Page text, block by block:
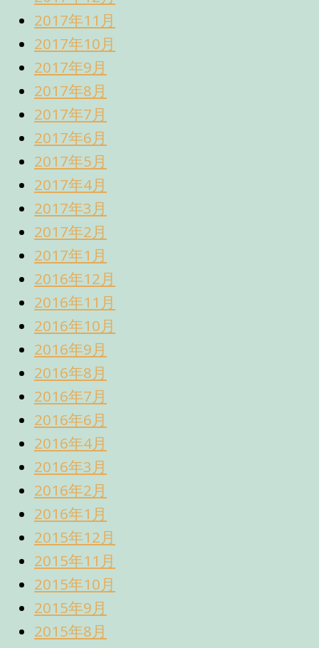
2017年11月
2017年10月
2017年9月
2017年8月
2017年7月
2017年6月
2017年5月
2017年4月
2017年3月
2017年2月
2017年1月
2016年12月
2016年11月
2016年10月
2016年9月
2016年8月
2016年7月
2016年6月
2016年4月
2016年3月
2016年2月
2016年1月
2015年12月
2015年11月
2015年10月
2015年9月
2015年8月